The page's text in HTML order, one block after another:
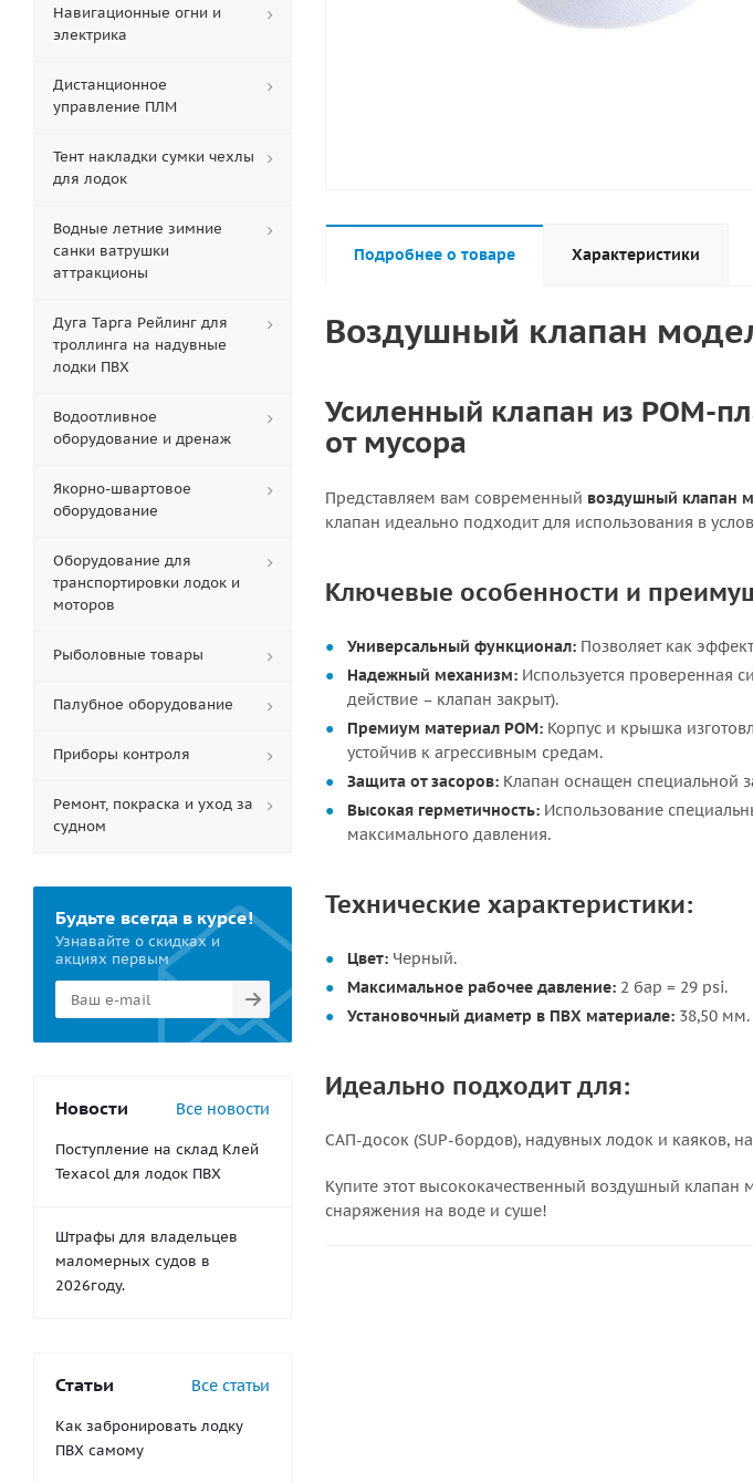
Подробнее о товаре Характеристики
Воздушный клапан
Усиленный клапан из POM-
от мусора
Представляем вам современный воздушный клапан
клапан идеально подходит для использования в
Ключевые особенности и
Универсальный функционал: Позволяет как
Надежный механизм: Используется проверенная
действие – клапан закрыт).
Премиум материал POM: Корпус и крышка
устойчив к агрессивным средам.
Защита от засоров: Клапан оснащен специальной
Высокая герметичность: Использование
максимального давления.
Технические характеристики:
Цвет: Черный.
Максимальное рабочее давление: 2 бар = 29 psi.
Установочный диаметр в ПВХ материале: 38,50 мм.
Идеально подходит для:
САП-досок (SUP-бордов), надувных лодок и каяков,
Купите этот высококачественный воздушный клапан
снаряжения на воде и суше!
Навигационные огни и
электрика
Дистанционное
управление ПЛМ
Тент накладки сумки чехлы
для лодок
Водные летние зимние
санки ватрушки
аттракционы
Дуга Тарга Рейлинг для
троллинга на надувные
лодки ПВХ
Водоотливное
оборудование и дренаж
Якорно-швартовое
оборудование
Оборудование для
транспортировки лодок и
моторов
Рыболовные товары
Палубное оборудование
Приборы контроля
Ремонт, покраска и уход за
судном
Будьте всегда в курсе!
Узнавайте о скидках и
акциях первым
Новости Все новости
Поступление на склад Клей
Texacol для лодок ПВХ
Штрафы для владельцев
маломерных судов в
2026году.
Статьи Все статьи
Как забронировать лодку
ПВХ самому